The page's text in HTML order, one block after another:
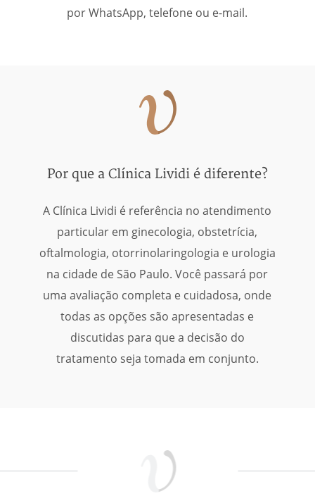
por WhatsApp, telefone ou e-mail.
Por que a Clínica Lividi é diferente?
A Clínica Lividi é referência no atendimento
particular em ginecologia, obstetrícia,
oftalmologia, otorrinolaringologia e urologia
na cidade de São Paulo. Você passará por
uma avaliação completa e cuidadosa, onde
todas as opções são apresentadas e
discutidas para que a decisão do
tratamento seja tomada em conjunto.